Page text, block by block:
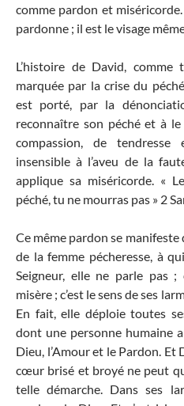
comme pardon et
pardonne ; il est le visage
L’histoire de David,
marquée par la crise du
est porté, par la
reconnaître son péché et à
compassion, de
insensible à l’aveu de la
applique sa miséricorde. «
péché, tu ne mourras pas » 2
Ce même pardon se manifeste
de la femme pécheresse, à
Seigneur, elle ne parle pas
misère ; c’est le sens de ses
En fait, elle déploie toutes
dont une personne humaine
Dieu, l’Amour et le Pardon. Et
cœur brisé et broyé ne peut
telle démarche. Dans ses